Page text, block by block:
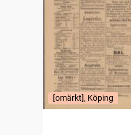
[omärkt], Köping